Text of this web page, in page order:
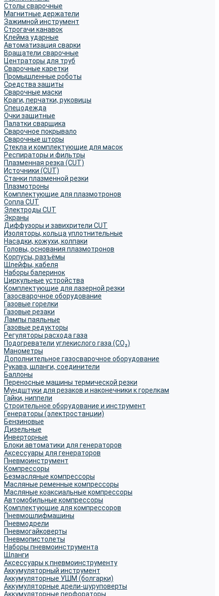
Столы сварочные
Магнитные держатели
Зажимной инструмент
Строгачи канавок
Клейма ударные
Автоматизация сварки
Вращатели сварочные
Центраторы для труб
Сварочные каретки
Промышленные роботы
Средства защиты
Сварочные маски
Краги, перчатки, руковицы
Спецодежда
Очки защитные
Палатки сварщика
Сварочное покрывало
Сварочные шторы
Стекла и комплектующие для масок
Респираторы и фильтры
Плазменная резка (CUT)
Источники (CUT)
Станки плазменной резки
Плазмотроны
Комплектующие для плазмотронов
Сопла CUT
Электроды CUT
Экраны
Диффузоры и завихрители CUT
Изоляторы, кольца уплотнительные
Насадки, кожухи, колпаки
Головы, основания плазмотронов
Корпусы, разъёмы
Шлейфы, кабеля
Наборы балеринок
Циркульные устройства
Комплектующие для лазерной резки
Газосварочное оборудование
Газовые горелки
Газовые резаки
Лампы паяльные
Газовые редукторы
Регуляторы расхода газа
Подогреватели углекислого газа (CO₂)
Манометры
Дополнительное газосварочное оборудование
Рукава, шланги, соединители
Баллоны
Переносные машины термической резки
Мундштуки для резаков и наконечники к горелкам
Гайки, ниппели
Строительное оборудование и инструмент
Генераторы (электростанции)
Бензиновые
Дизельные
Инверторные
Блоки автоматики для генераторов
Аксессуары для генераторов
Пневмоинструмент
Компрессоры
Безмасляные компрессоры
Масляные ременные компрессоры
Масляные коаксиальные компрессоры
Автомобильные компрессоры
Комплектующие для компрессоров
Пневмошлифмашины
Пневмодрели
Пневмогайковерты
Пневмопистолеты
Наборы пневмоинструмента
Шланги
Аксессуары к пневмоинструменту
Аккумуляторный инструмент
Аккумуляторные УШМ (болгарки)
Аккумуляторные дрели-шуруповерты
Аккумуляторные перфораторы